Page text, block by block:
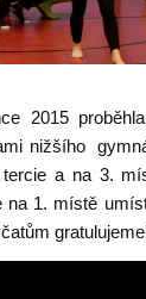
2015
nižšího
a na 3.
na 1. místě